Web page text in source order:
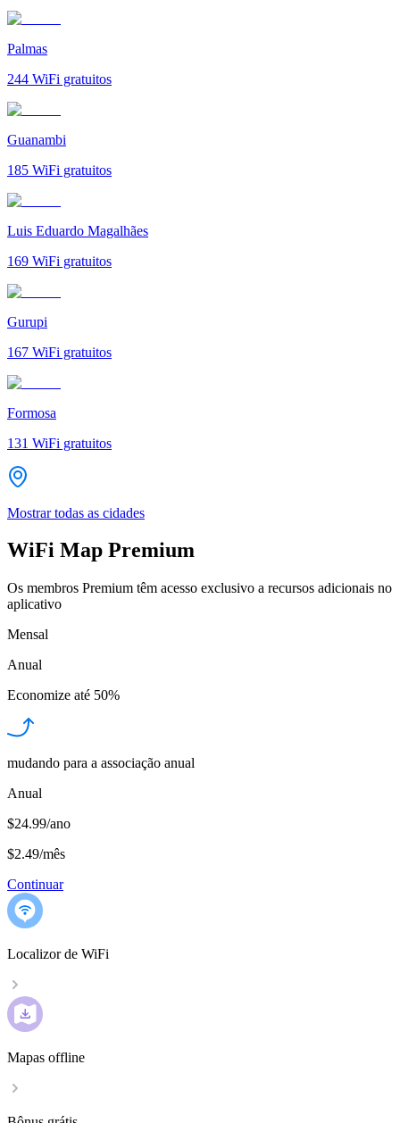
Palmas
244 WiFi gratuitos
Guanambi
185 WiFi gratuitos
Luis Eduardo Magalhães
169 WiFi gratuitos
Gurupi
167 WiFi gratuitos
Formosa
131 WiFi gratuitos
Mostrar todas as cidades
WiFi Map Premium
Os membros Premium têm acesso exclusivo a recursos adicionais no
aplicativo
Mensal
Anual
Economize até 50%
mudando para a associação anual
Anual
$24.99/ano
$2.49/mês
Continuar
Localizor de WiFi
Mapas offline